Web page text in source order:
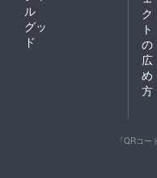
ル
グッ
ド
ク
ト
の
広
め
方
「QRコ